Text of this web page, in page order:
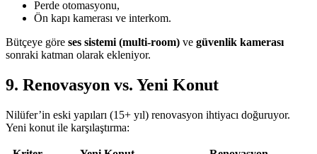
Perde otomasyonu,
Ön kapı kamerası ve interkom.
Bütçeye göre ses sistemi (multi-room) ve güvenlik kamerası
sonraki katman olarak ekleniyor.
9. Renovasyon vs. Yeni Konut
Nilüfer’in eski yapıları (15+ yıl) renovasyon ihtiyacı doğuruyor.
Yeni konut ile karşılaştırma: